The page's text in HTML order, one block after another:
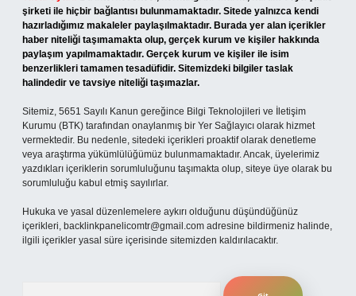
şirketi ile hiçbir bağlantısı bulunmamaktadır. Sitede yalnızca kendi
hazırladığımız makaleler paylaşılmaktadır. Burada yer alan içerikler
haber niteliği taşımamakta olup, gerçek kurum ve kişiler hakkında
paylaşım yapılmamaktadır. Gerçek kurum ve kişiler ile isim
benzerlikleri tamamen tesadüfidir. Sitemizdeki bilgiler taslak
halindedir ve tavsiye niteliği taşımazlar.
Sitemiz, 5651 Sayılı Kanun gereğince Bilgi Teknolojileri ve İletişim
Kurumu (BTK) tarafından onaylanmış bir Yer Sağlayıcı olarak hizmet
vermektedir. Bu nedenle, sitedeki içerikleri proaktif olarak denetleme
veya araştırma yükümlülüğümüz bulunmamaktadır. Ancak, üyelerimiz
yazdıkları içeriklerin sorumluluğunu taşımakta olup, siteye üye olarak bu
sorumluluğu kabul etmiş sayılırlar.
Hukuka ve yasal düzenlemelere aykırı olduğunu düşündüğünüz
içerikleri, backlinkpanelicomtr@gmail.com adresine bildirmeniz halinde,
ilgili içerikler yasal süre içerisinde sitemizden kaldırılacaktır.